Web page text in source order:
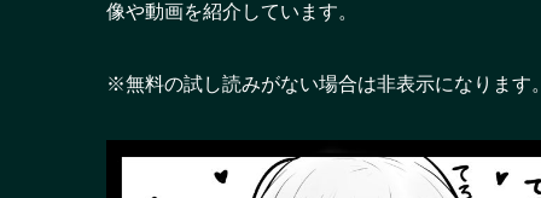
像や動画を紹介しています。
※無料の試し読みがない場合は非表示になりま